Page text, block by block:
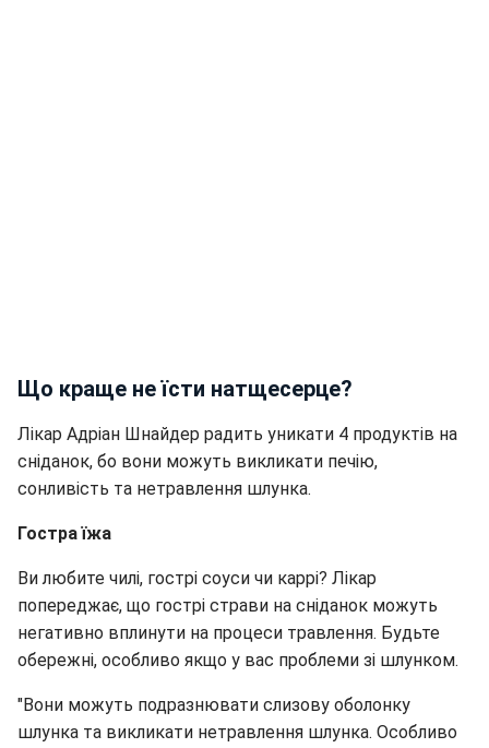
Що краще не їсти натщесерце?
Лікар Адріан Шнайдер радить уникати 4 продуктів на
сніданок, бо вони можуть викликати печію,
сонливість та нетравлення шлунка.
Гостра їжа
Ви любите чилі, гострі соуси чи каррі? Лікар
попереджає, що гострі страви на сніданок можуть
негативно вплинути на процеси травлення. Будьте
обережні, особливо якщо у вас проблеми зі шлунком.
"Вони можуть подразнювати слизову оболонку
шлунка та викликати нетравлення шлунка. Особливо